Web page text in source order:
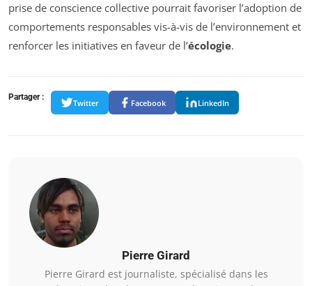
prise de conscience collective pourrait favoriser l’adoption de
comportements responsables vis-à-vis de l’environnement et
renforcer les initiatives en faveur de l’écologie.
Partager :
Twitter Facebook LinkedIn
Pierre Girard
Pierre Girard est journaliste, spécialisé dans les